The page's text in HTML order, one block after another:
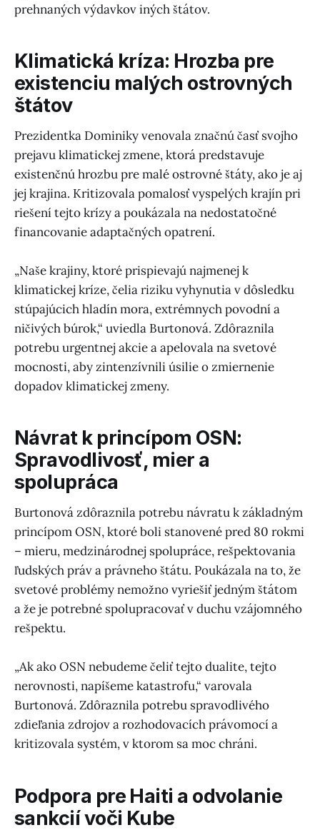
prehnaných výdavkov iných štátov.
Klimatická kríza: Hrozba pre
existenciu malých ostrovných
štátov
Prezidentka Dominiky venovala značnú časť svojho
prejavu klimatickej zmene, ktorá predstavuje
existenčnú hrozbu pre malé ostrovné štáty, ako je aj
jej krajina. Kritizovala pomalosť vyspelých krajín pri
riešení tejto krízy a poukázala na nedostatočné
financovanie adaptačných opatrení.
„Naše krajiny, ktoré prispievajú najmenej k
klimatickej kríze, čelia riziku vyhynutia v dôsledku
stúpajúcich hladín mora, extrémnych povodní a
ničivých búrok,“ uviedla Burtonová. Zdôraznila
potrebu urgentnej akcie a apelovala na svetové
mocnosti, aby zintenzívnili úsilie o zmiernenie
dopadov klimatickej zmeny.
Návrat k princípom OSN:
Spravodlivosť, mier a
spolupráca
Burtonová zdôraznila potrebu návratu k základným
princípom OSN, ktoré boli stanovené pred 80 rokmi
– mieru, medzinárodnej spolupráce, rešpektovania
ľudských práv a právneho štátu. Poukázala na to, že
svetové problémy nemožno vyriešiť jedným štátom
a že je potrebné spolupracovať v duchu vzájomného
rešpektu.
„Ak ako OSN nebudeme čeliť tejto dualite, tejto
nerovnosti, napíšeme katastrofu,“ varovala
Burtonová. Zdôraznila potrebu spravodlivého
zdieľania zdrojov a rozhodovacích právomocí a
kritizovala systém, v ktorom sa moc chráni.
Podpora pre Haiti a odvolanie
sankcií voči Kube